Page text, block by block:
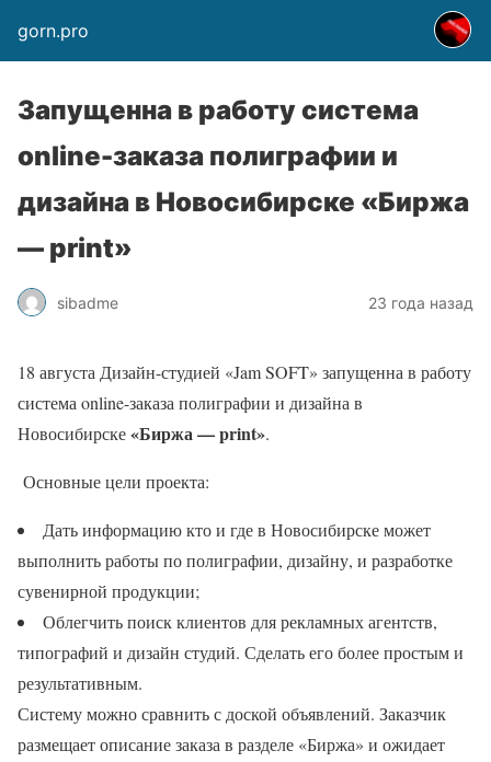
gorn.pro
Запущенна в работу система
online-заказа полиграфии и
дизайна в Новосибирске «Биржа
— print»
sibadme 23 года назад
18 августа Дизайн-студией «Jam SOFT» запущенна в работу
система online-заказа полиграфии и дизайна в
Новосибирске«Биржа — print».
Основные цели проекта:
Дать информацию кто и где в Новосибирске может
выполнить работы по полиграфии, дизайну, и разработке
сувенирной продукции;
Облегчить поиск клиентов для рекламных агентств,
типографий и дизайн студий. Сделать его более простым и
результативным.
Систему можно сравнить с доской объявлений. Заказчик
размещает описание заказа в разделе «Биржа» и ожидает